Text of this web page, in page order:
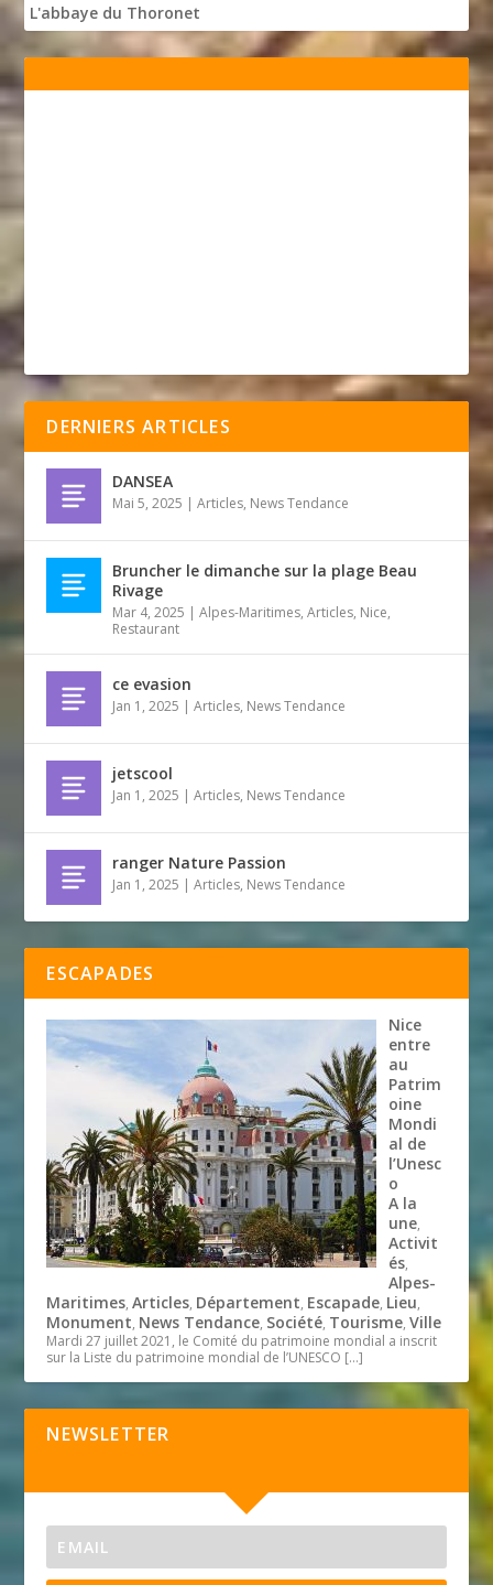
L'abbaye du Thoronet
DERNIERS ARTICLES
DANSEA
Mai 5, 2025 |Articles, News Tendance
Bruncher le dimanche sur la plage Beau
Rivage
Mar 4, 2025 |Alpes-Maritimes,Articles, Nice,
Restaurant
ce evasion
Jan 1, 2025 |Articles, News Tendance
jetscool
Jan 1, 2025 |Articles, News Tendance
ranger Nature Passion
Jan 1, 2025 |Articles, News Tendance
ESCAPADES
Nice
entre
au
Patrim
oine
Mondi
al de
l’Unesc
o
A la
une,
Activit
és,
Alpes-
Maritimes,Articles, Département, Escapade, Lieu,
Monument, News Tendance, Société, Tourisme,Ville
Mardi 27 juillet 2021, le Comité du patrimoine mondial a inscrit
sur la Liste du patrimoine mondial de l’UNESCO […]
NEWSLETTER